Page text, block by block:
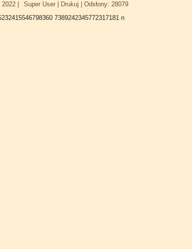
2022 Super User Drukuj Odsłony: 28079